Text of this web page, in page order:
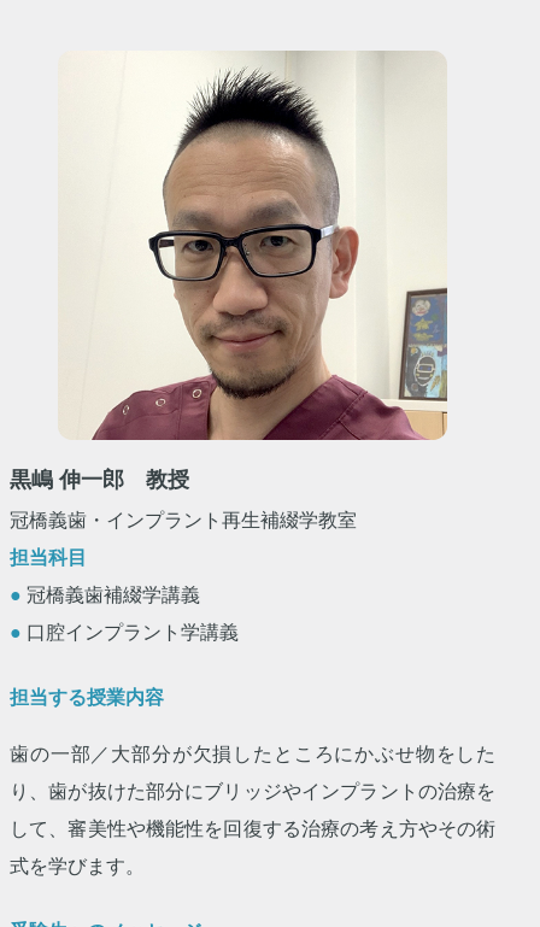
黒嶋 伸一郎 教授
冠橋義歯・インプラント再生補綴学教室
担当科目
● 冠橋義歯補綴学講義
● 口腔インプラント学講義
担当する授業内容
歯の一部／大部分が欠損したところにかぶせ物をした
り、歯が抜けた部分にブリッジやインプラントの治療を
して、審美性や機能性を回復する治療の考え方やその術
式を学びます。